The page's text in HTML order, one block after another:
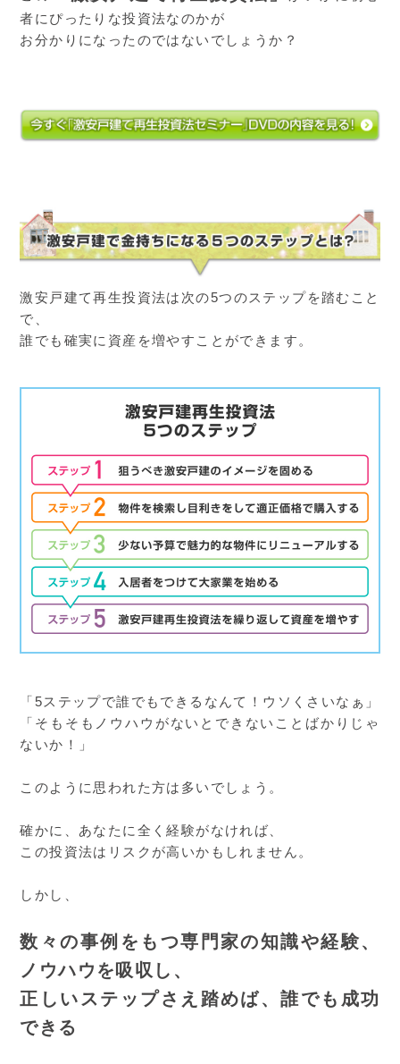
者にぴったりな投資法なのかが
お分かりになったのではないでしょうか？
激安戸建て再生投資法は次の5つのステップを踏むこと
で、
誰でも確実に資産を増やすことができます。
「5ステップで誰でもできるなんて！ウソくさいなぁ」
「そもそもノウハウがないとできないことばかりじゃ
ないか！」
このように思われた方は多いでしょう。
確かに、あなたに全く経験がなければ、
この投資法はリスクが高いかもしれません。
しかし、
数々の事例をもつ専門家の知識や経験、
ノウハウを吸収し、
正しいステップさえ踏めば、誰でも成功
できる